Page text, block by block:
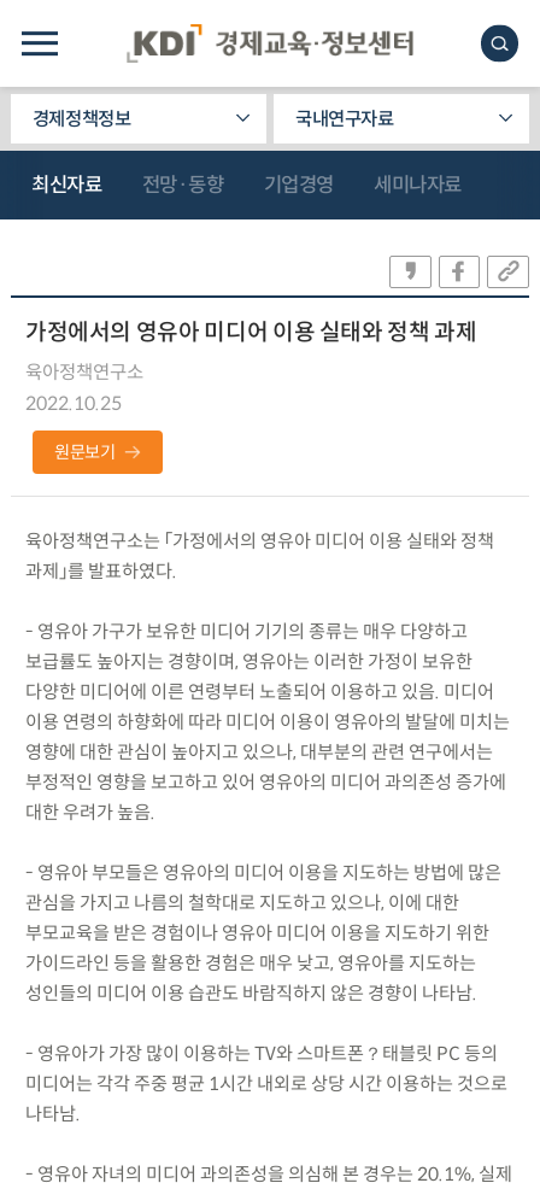
경제정책정보 국내연구자료
최신자료 전망·동향 기업경영 세미나자료
가정에서의 영유아 미디어 이용 실태와 정책 과제
육아정책연구소
2022.10.25
원문보기
육아정책연구소는 「가정에서의 영유아 미디어 이용 실태와 정책
과제」를 발표하였다.
- 영유아 가구가 보유한 미디어 기기의 종류는 매우 다양하고
보급률도 높아지는 경향이며, 영유아는 이러한 가정이 보유한
다양한 미디어에 이른 연령부터 노출되어 이용하고 있음. 미디어
이용 연령의 하향화에 따라 미디어 이용이 영유아의 발달에 미치는
영향에 대한 관심이 높아지고 있으나, 대부분의 관련 연구에서는
부정적인 영향을 보고하고 있어 영유아의 미디어 과의존성 증가에
대한 우려가 높음.
- 영유아 부모들은 영유아의 미디어 이용을 지도하는 방법에 많은
관심을 가지고 나름의 철학대로 지도하고 있으나, 이에 대한
부모교육을 받은 경험이나 영유아 미디어 이용을 지도하기 위한
가이드라인 등을 활용한 경험은 매우 낮고, 영유아를 지도하는
성인들의 미디어 이용 습관도 바람직하지 않은 경향이 나타남.
- 영유아가 가장 많이 이용하는 TV와 스마트폰？태블릿 PC 등의
미디어는 각각 주중 평균 1시간 내외로 상당 시간 이용하는 것으로
나타남.
- 영유아 자녀의 미디어 과의존성을 의심해 본 경우는 20.1%, 실제